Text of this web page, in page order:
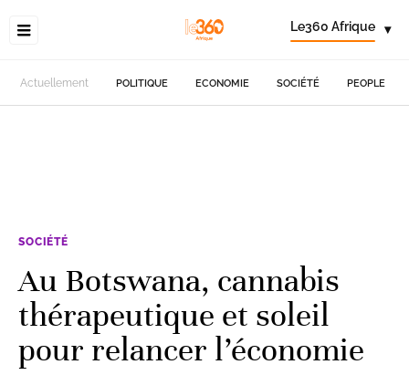
Le360 Afrique ▾
Actuellement POLITIQUE ECONOMIE SOCIÉTÉ PEOPLE
SOCIÉTÉ
Au Botswana, cannabis
thérapeutique et soleil
pour relancer l’économie